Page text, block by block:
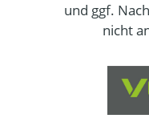
und ggf.
nicht